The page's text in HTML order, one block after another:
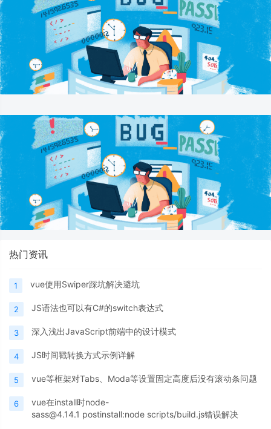
热门资讯
1 vue使用Swiper踩坑解决避坑
2 JS语法也可以有C#的switch表达式
3 深入浅出JavaScript前端中的设计模式
4 JS时间戳转换方式示例详解
5 vue等框架对Tabs、Moda等设置固定高度后没有滚动条问题
6
vue在install时node-
sass@4.14.1 postinstall:node scripts/build.js错误解决